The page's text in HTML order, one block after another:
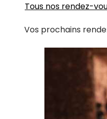
Tous nos rendez-
Vos prochains